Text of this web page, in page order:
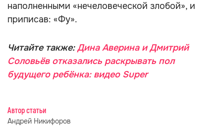
наполненными «нечеловеческой злобой», и
приписав: «Фу».
Читайте также:Дина Аверина и Дмитрий
Соловьёв отказались раскрывать пол
будущего ребёнка: видео Super
Автор статьи
Андрей Никифоров